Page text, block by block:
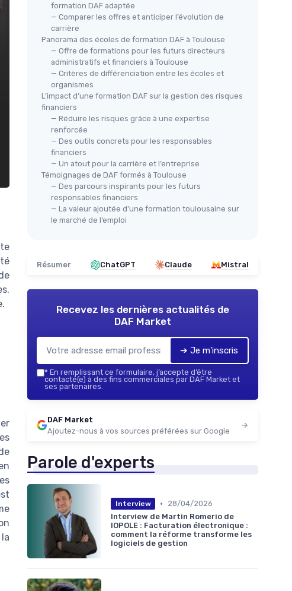
formation DAF adaptée
— Comparer les offres et anticiper l’évolution de
carrière
Panorama des écoles de formation DAF à Toulouse
— Offre de formations pour les futurs directeurs
administratifs et financiers à Toulouse
— Critères de différenciation entre les écoles et
organismes
L’impact d’une formation DAF sur la gestion des risques
financiers
— Réduire les risques grâce à une expertise
renforcée
— Des outils concrets pour les responsables
financiers
— Un atout pour la carrière et l’entreprise
Témoignages de DAF formés à Toulouse
— Des parcours inspirants pour les futurs
responsables financiers
— La valeur ajoutée d’une formation toulousaine sur
le marché de l’emploi
Résumer ChatGPT Claude Mistral
Recevez les dernières actualités de
DAF Market
➔ Je m'inscris
* En remplissant ce formulaire, j’accepte d’être
contacté(e) à des fins commerciales par DAF Market et
ses partenaires.
DAF Market
Ajoutez-nous à vos sources préférées sur Google
Parole d'experts
Interview •
28/04/2026
Interview de Martin Romerio de
IOPOLE : Facturation électronique :
comment la réforme transforme les
logiciels de gestion